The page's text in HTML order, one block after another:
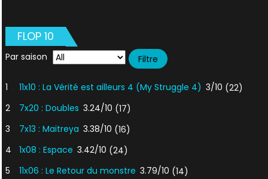
FLOP 10
Par saison
1 11x10 : La Vérité est ailleurs 4 (My Struggle 4) 3/10 (22)
2
7x20 : Doubles 3.24/10 (17)
3
7x13 : Maitreya 3.38/10 (16)
4
1x08 : Espace 3.42/10 (24)
5
11x06 : Le Retour du monstre 3.79/10 (14)